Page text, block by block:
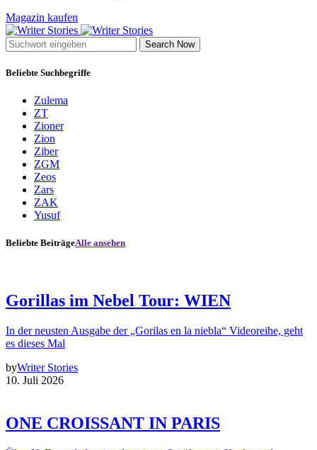
Magazin kaufen
Search Now
Beliebte Suchbegriffe
Zulema
ZT
Zioner
Zion
Ziber
ZGM
Zeos
Zars
ZAK
Yusuf
Beliebte BeiträgeAlle ansehen
Gorillas im Nebel Tour: WIEN
In der neusten Ausgabe der „Gorilas en la niebla“ Videoreihe, geht
es dieses Mal
byWriter Stories
10. Juli 2026
ONE CROISSANT IN PARIS